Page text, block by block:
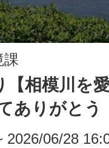
課
【相模川を
ありがとう
2026/06/28